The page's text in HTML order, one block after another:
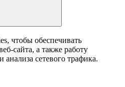
чтобы обеспечивать
сайта, а также работу
сетевого трафика.